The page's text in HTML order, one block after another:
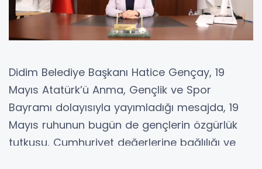
Didim Belediye Başkanı Hatice Gençay, 19
Mayıs Atatürk’ü Anma, Gençlik ve Spor
Bayramı dolayısıyla yayımladığı mesajda, 19
Mayıs ruhunun bugün de gençlerin özgürlük
tutkusu, Cumhuriyet değerlerine bağlılığı ve